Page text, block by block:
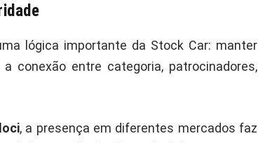
lógica importante da Stock Car: manter
conexão entre categoria, patrocinadores,
, a presença em diferentes mercados faz